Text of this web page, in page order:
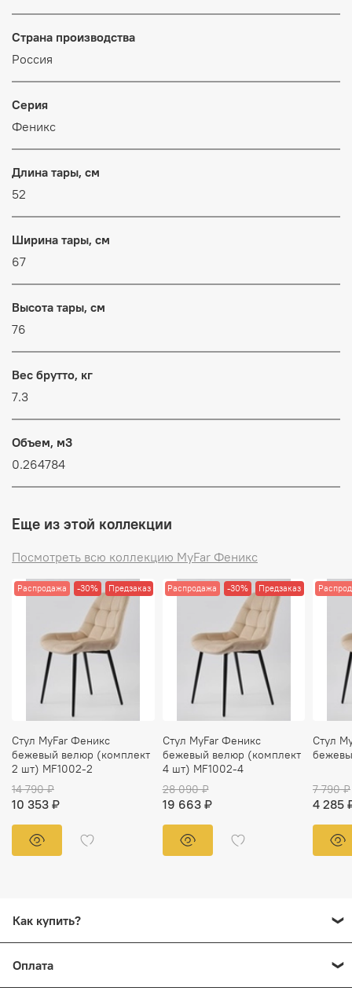
Страна производства
Россия
Серия
Феникс
Длина тары, см
52
Ширина тары, см
67
Высота тары, см
76
Вес брутто, кг
7.3
Объем, м3
0.264784
Еще из этой коллекции
Посмотреть всю коллекцию MyFar Феникс
Распродажа -30% Предзаказ
Стул MyFar Феникс
бежевый велюр (комплект
2 шт) MF1002-2
14 790 ₽
10 353 ₽
Распродажа -30% Предзаказ
Стул MyFar Феникс
бежевый велюр (комплект
4 шт) MF1002-4
28 090 ₽
19 663 ₽
Стул
7 790 ₽
4 285
Как купить?
заказать. Перейдите на страницу "Корзина" нажмите
кнопку "Перейти к оформлению" или "Купить в 1 клик".
Оплата